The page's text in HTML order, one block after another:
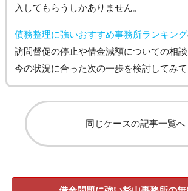
入してもらうしかありません。
債務整理に強いおすすめ事務所ランキング
訪問督促の停止や借金減額についての相談
今の状況に合った次の一歩を検討してみて
同じケースの記事一覧へ